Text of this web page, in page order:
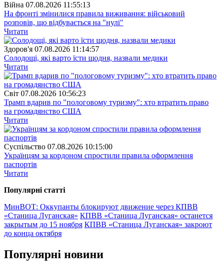
Війна 07.08.2026 11:55:13
На фронті змінилися правила виживання: військовий
розповів, що відбувається на "нулі"
Читати
Здоров'я 07.08.2026 11:14:57
Солодощі, які варто їсти щодня, назвали медики
Читати
Свiт 07.08.2026 10:56:23
Трамп вдарив по "пологовому туризму": хто втратить право
на громадянство США
Читати
Суспiльство 07.08.2026 10:15:00
Українцям за кордоном спростили правила оформлення
паспортів
Читати
Популярнi статтi
МинВОТ: Оккупанты блокируют движение через КПВВ
«Станица Луганская» КПВВ «Станица Луганская» останется
закрытым до 15 ноября КПВВ «Станица Луганская» закроют
до конца октября
Популярнi новини